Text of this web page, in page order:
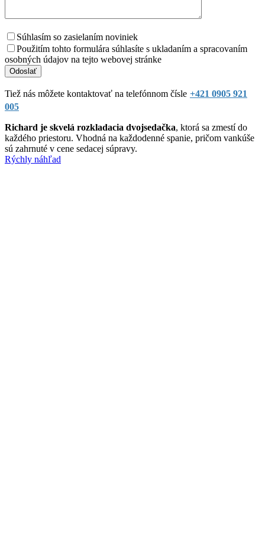
Súhlasím so zasielaním noviniek
Použitím tohto formulára súhlasíte s ukladaním a spracovaním
osobných údajov na tejto webovej stránke
Tiež nás môžete kontaktovať na telefónnom čísle +421 0905 921
005
Richard je skvelá rozkladacia dvojsedačka, ktorá sa zmestí do
každého priestoru. Vhodná na každodenné spanie, pričom vankúše
sú zahrnuté v cene sedacej súpravy.
Rýchly náhľad